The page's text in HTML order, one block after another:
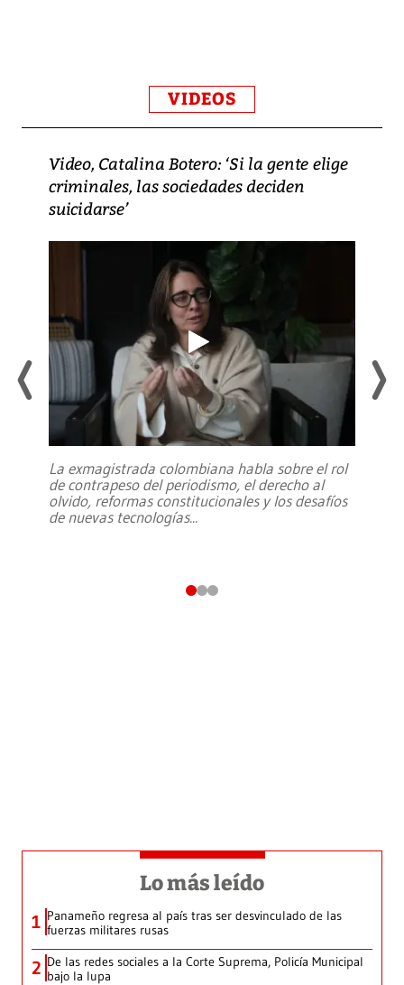
VIDEOS
Video, Catalina Botero: ‘Si la gente elige
criminales, las sociedades deciden
suicidarse’
La exmagistrada colombiana habla sobre el rol
de contrapeso del periodismo, el derecho al
olvido, reformas constitucionales y los desafíos
de nuevas tecnologías...
Lo más leído
1 Panameño regresa al país tras ser desvinculado de las
fuerzas militares rusas
2 De las redes sociales a la Corte Suprema, Policía Municipal
bajo la lupa